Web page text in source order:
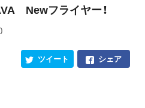
Newフライヤー！
シェア
ツイート